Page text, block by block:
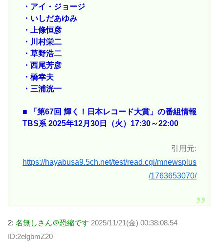
・アイ・ジョージ
・いしだあゆみ
・上條恒彦
・川村栄二
・草野浩二
・西尾芳彦
・橋幸夫
・三浦洸一
■ 「第67回 輝く！日本レコード大賞」の番組情報
TBS系 2025年12月30日（火）17:30～22:00
引用元:
https://hayabusa9.5ch.net/test/read.cgi/mnewsplus
/1763653070/
2: 名無しさん＠恐縮です 2025/11/21(金) 00:38:08.54
ID:2elgbmZ20